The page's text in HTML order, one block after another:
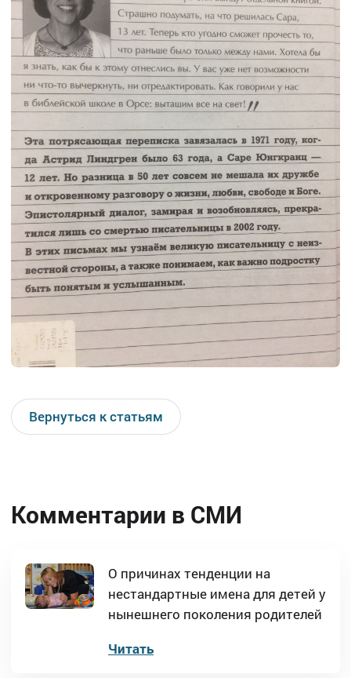
Вернуться к статьям
Комментарии в СМИ
О причинах тенденции на
нестандартные имена для детей у
нынешнего поколения родителей
Читать